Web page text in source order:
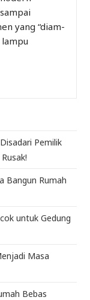
yang “diam-
Pemilik
Bangun Rumah
untuk Gedung
Masa
Bebas